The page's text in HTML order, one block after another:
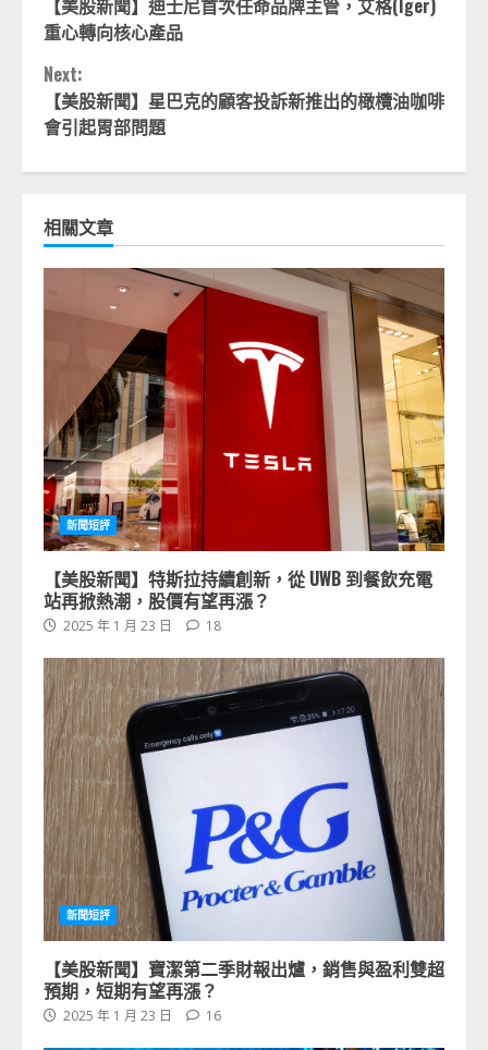
Reading
重心轉向核心產品
Next:
【美股新聞】星巴克的顧客投訴新推出的橄欖油咖啡
會引起胃部問題
相關文章
新聞短評
【美股新聞】特斯拉持續創新，從 UWB 到餐飲充電
站再掀熱潮，股價有望再漲？
2025 年 1 月 23 日 18
新聞短評
【美股新聞】寶潔第二季財報出爐，銷售與盈利雙超
預期，短期有望再漲？
2025 年 1 月 23 日 16